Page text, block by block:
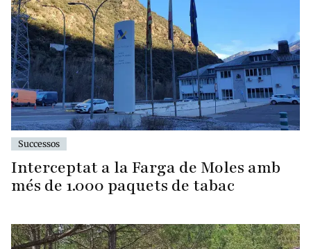
Successos
Interceptat a la Farga de Moles amb
més de 1.000 paquets de tabac